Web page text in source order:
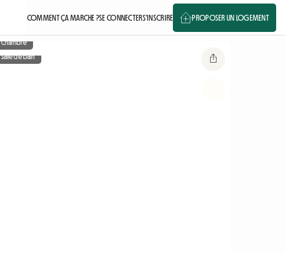
COMMENT ÇA MARCHE ?SE CONNECTERS'INSCRIRE PROPOSER UN LOGEMENT
Chambre
Salle de bain